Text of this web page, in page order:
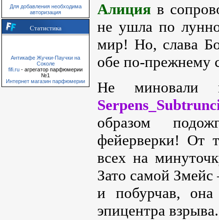
Для добавления необходима
авторизация
Статистика
Антикафе Жучки-Паучки на
Соколе
fifi.ru - агрегатор парфюмерии
№1
Интернет магазин парфюмерии
Алиция в
не ушла по
мир! Но, слава
обе по-прежнему
Не миновали
образом
фейерверки! От
всех на
Зато самой
и побурчав,
эпицентра взрыва.